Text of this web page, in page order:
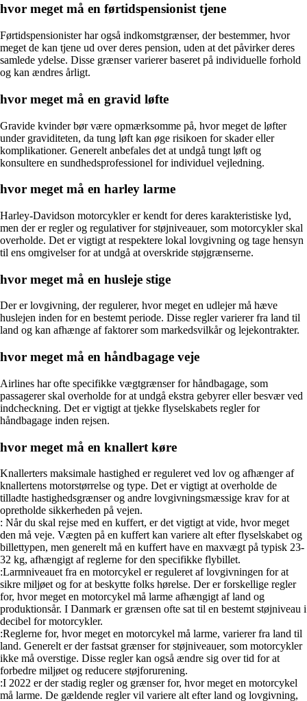
hvor meget må en førtidspensionist tjene
Førtidspensionister har også indkomstgrænser, der bestemmer, hvor
meget de kan tjene ud over deres pension, uden at det påvirker deres
samlede ydelse. Disse grænser varierer baseret på individuelle forhold
og kan ændres årligt.
hvor meget må en gravid løfte
Gravide kvinder bør være opmærksomme på, hvor meget de løfter
under graviditeten, da tung løft kan øge risikoen for skader eller
komplikationer. Generelt anbefales det at undgå tungt løft og
konsultere en sundhedsprofessionel for individuel vejledning.
hvor meget må en harley larme
Harley-Davidson motorcykler er kendt for deres karakteristiske lyd,
men der er regler og regulativer for støjniveauer, som motorcykler skal
overholde. Det er vigtigt at respektere lokal lovgivning og tage hensyn
til ens omgivelser for at undgå at overskride støjgrænserne.
hvor meget må en husleje stige
Der er lovgivning, der regulerer, hvor meget en udlejer må hæve
huslejen inden for en bestemt periode. Disse regler varierer fra land til
land og kan afhænge af faktorer som markedsvilkår og lejekontrakter.
hvor meget må en håndbagage veje
Airlines har ofte specifikke vægtgrænser for håndbagage, som
passagerer skal overholde for at undgå ekstra gebyrer eller besvær ved
indcheckning. Det er vigtigt at tjekke flyselskabets regler for
håndbagage inden rejsen.
hvor meget må en knallert køre
Knallerters maksimale hastighed er reguleret ved lov og afhænger af
knallertens motorstørrelse og type. Det er vigtigt at overholde de
tilladte hastighedsgrænser og andre lovgivningsmæssige krav for at
opretholde sikkerheden på vejen.
: Når du skal rejse med en kuffert, er det vigtigt at vide, hvor meget
den må veje. Vægten på en kuffert kan variere alt efter flyselskabet og
billettypen, men generelt må en kuffert have en maxvægt på typisk 23-
32 kg, afhængigt af reglerne for den specifikke flybillet.
:Larmniveauet fra en motorcykel er reguleret af lovgivningen for at
sikre miljøet og for at beskytte folks hørelse. Der er forskellige regler
for, hvor meget en motorcykel må larme afhængigt af land og
produktionsår. I Danmark er grænsen ofte sat til en bestemt støjniveau i
decibel for motorcykler.
:Reglerne for, hvor meget en motorcykel må larme, varierer fra land til
land. Generelt er der fastsat grænser for støjniveauer, som motorcykler
ikke må overstige. Disse regler kan også ændre sig over tid for at
forbedre miljøet og reducere støjforurening.
:I 2022 er der stadig regler og grænser for, hvor meget en motorcykel
må larme. De gældende regler vil variere alt efter land og lovgivning,